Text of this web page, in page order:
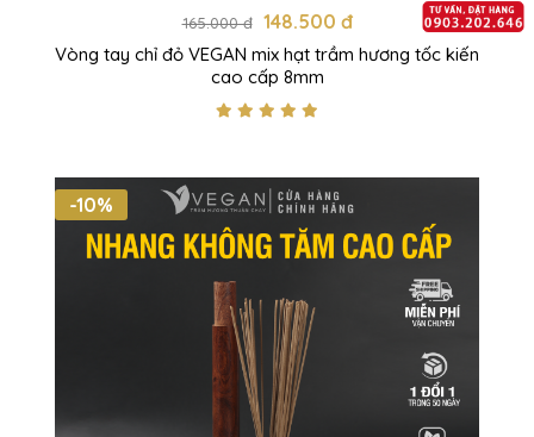
165.000 đ 148.500 đ
Vòng tay chỉ đỏ VEGAN mix hạt trầm hương tốc kiến
cao cấp 8mm
-10%